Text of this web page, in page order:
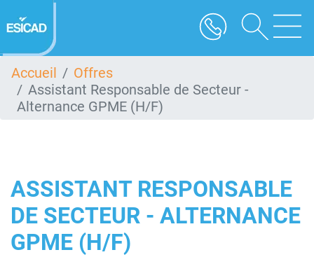
au
contenu
Accueil
Offres
Assistant Responsable de Secteur -
Alternance GPME (H/F)
ASSISTANT RESPONSABLE
DE SECTEUR - ALTERNANCE
GPME (H/F)